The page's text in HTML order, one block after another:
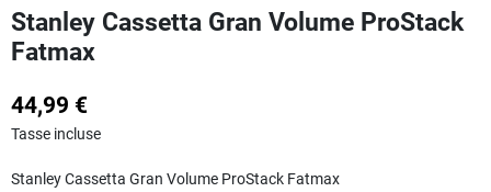
Stanley Cassetta Gran Volume ProStack
Fatmax
44,99 €
Tasse incluse
Stanley Cassetta Gran Volume ProStack Fatmax